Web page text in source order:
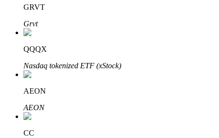
Bitrue Affiliates
GRVT
Grvt
QQQX
Nasdaq tokenized ETF (xStock)
AEON
AEON
CC